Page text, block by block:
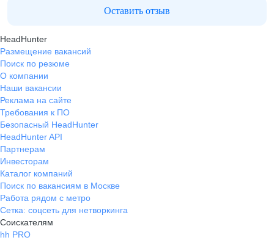
Оставить отзыв
HeadHunter
Размещение вакансий
Поиск по резюме
О компании
Наши вакансии
Реклама на сайте
Требования к ПО
Безопасный HeadHunter
HeadHunter API
Партнерам
Инвесторам
Каталог компаний
Поиск по вакансиям в Москве
Работа рядом с метро
Сетка: соцсеть для нетворкинга
Соискателям
hh PRO